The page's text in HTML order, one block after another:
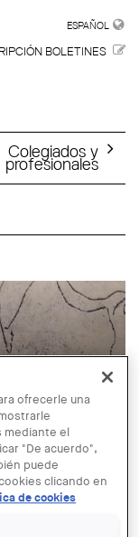
ESPAÑOL
BOLETINES
Colegiados y
profesionales
ofrecerle una
mediante el
"De acuerdo",
puede
clicando en
de cookies